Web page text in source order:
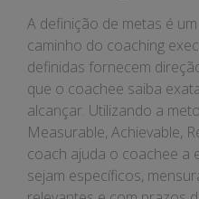
A definição de metas é
caminho do coaching
definidas fornecem
que o coachee saiba
alcançar. Utilizando a
Measurable, Achievable,
coach ajuda o coachee a
sejam específicos,